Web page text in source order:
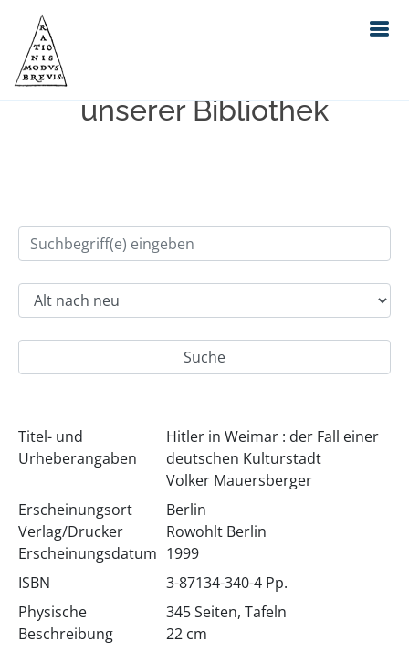
Einfache Suche im Bestand
unserer Bibliothek
Titel- und
Urheberangaben
Hitler in Weimar : der Fall einer
deutschen Kulturstadt
Volker Mauersberger
Erscheinungsort
Verlag/Drucker
Erscheinungsdatum
Berlin
Rowohlt Berlin
1999
ISBN
3-87134-340-4 Pp.
Physische
Beschreibung
345 Seiten, Tafeln
22 cm